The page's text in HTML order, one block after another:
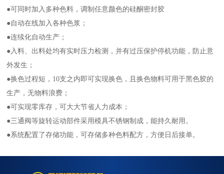
●可同时加入多种色料，调制任意颜色的硅酮密封胶
●自动在线加入各种色浆；
●连续化自动生产；
●入料、出料处均有实时压力检测，并有过压保护停机功能，防止意
外发生；
●换色过程短，10支之内即可实现换色，且换色物料可用于黑色胶的
生产，无物料浪费；
●可实现零库存，可大大节省人力成本；
●三通阀等旋转运动部件采用模具不锈钢制成，能持久耐用。
●系统配置了存储功能，可存储多种色料配方，方便日后接单。